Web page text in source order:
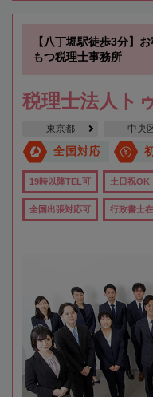
【八丁堀駅徒歩3分】
もつ税理士事務所
税理士法人ト
東京都 中央
全国対応
19時以降TEL可 土日祝OK
全国出張対応可 行政書士